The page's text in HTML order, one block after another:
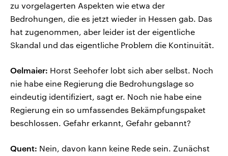
zu vorgelagerten Aspekten wie etwa der
Bedrohungen, die es jetzt wieder in Hessen gab. Das
hat zugenommen, aber leider ist der eigentliche
Skandal und das eigentliche Problem die Kontinuität.
Oelmaier: Horst Seehofer lobt sich aber selbst. Noch
nie habe eine Regierung die Bedrohungslage so
eindeutig identifiziert, sagt er. Noch nie habe eine
Regierung ein so umfassendes Bekämpfungspaket
beschlossen. Gefahr erkannt, Gefahr gebannt?
Quent: Nein, davon kann keine Rede sein. Zunächst